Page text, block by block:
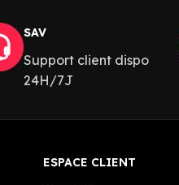
SAV
Support client dispo
24H/7J
ESPACE CLIENT